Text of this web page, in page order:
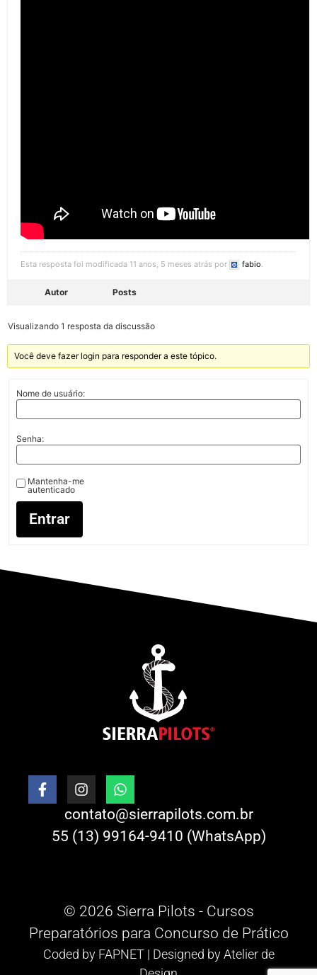
Esta resposta foi modificada 11 anos, 5 meses atrás por fabio.
Autor Posts
Visualizando 1 resposta da discussão
Você deve fazer login para responder a este tópico.
Nome de usuário:
Senha:
Mantenha-me
autenticado
Entrar
contato@sierrapilots.com.br
55 (13) 99164-9410 (WhatsApp)
© 2026 Sierra Pilots - Cursos
Preparatórios para Concurso de Prático
Coded by FAPNET| Designed byAtelier de